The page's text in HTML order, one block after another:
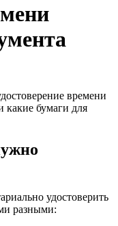
времени
какие бумаги для
удостоверить
разными: